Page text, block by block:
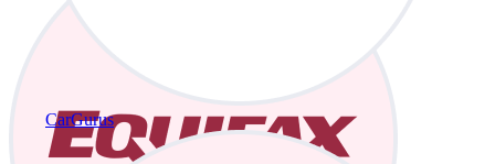
CarGurus